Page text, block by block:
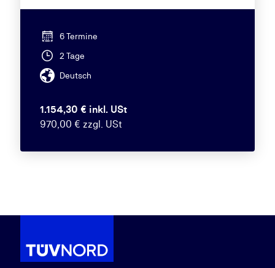
6 Termine
2 Tage
Deutsch
1.154,30 € inkl. USt
970,00 € zzgl. USt